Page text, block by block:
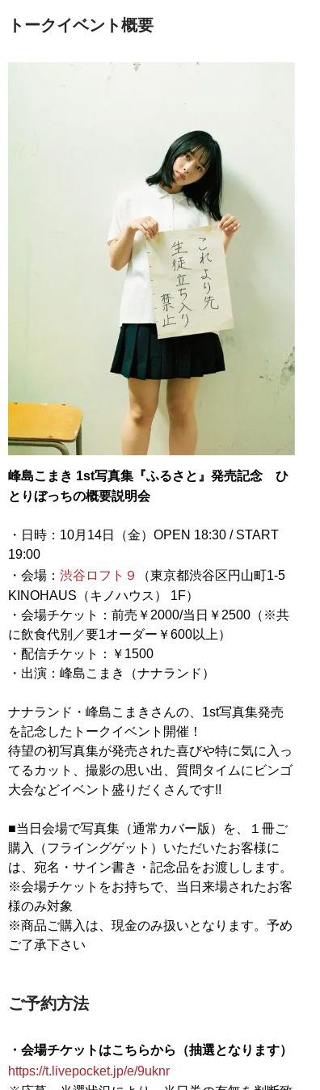
トークイベント概要
​峰島こまき 1st写真集『ふるさと』発売記念 ひ
とりぼっちの概要説明会
・日時：10月14日（金）OPEN 18:30 / START
19:00
・会場： 渋谷ロフト９
（東京都渋谷区円山町1-5
KINOHAUS（キノハウス） 1F）
・会場チケット：前売￥2000/当日￥2500（※共
に飲食代別／要1オーダー￥600以上）
・配信チケット：￥1500
・出演：峰島こまき（ナナランド）
ナナランド・峰島こまきさんの、1st写真集発売
を記念したトークイベント開催！
待望の初写真集が発売された喜びや特に気に入っ
てるカット、撮影の思い出、質問タイムにビンゴ
大会などイベント盛りだくさんです!!
■当日会場で写真集（通常カバー版）を、１冊ご
購入（フライングゲット）いただいたお客様に
は、宛名・サイン書き・記念品をお渡しします。
※会場チケットをお持ちで、当日来場されたお客
様のみ対象
※商品ご購入は、現金のみ扱いとなります。予め
ご了承下さい
ご予約方法
・会場チケットはこちらから（抽選となります）
https://t.livepocket.jp/e/9uknr